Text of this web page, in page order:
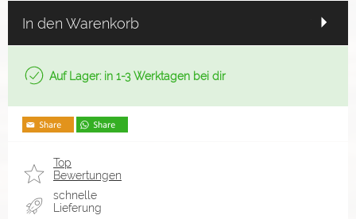
In den Warenkorb
Auf Lager: in 1-3 Werktagen bei dir
Top
Bewertungen
schnelle
Lieferung